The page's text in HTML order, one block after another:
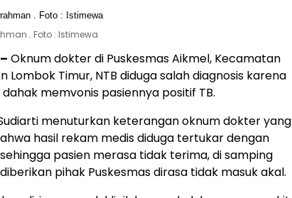
. Foto : Istimewa
Oknum dokter di Puskesmas Aikmel, Kecamatan
Lombok Timur, NTB diduga salah diagnosis karena
memvonis pasiennya positif TB.
menuturkan keterangan oknum dokter yang
hasil rekam medis diduga tertukar dengan
pasien merasa tidak terima, di samping
pihak Puskesmas dirasa tidak masuk akal.